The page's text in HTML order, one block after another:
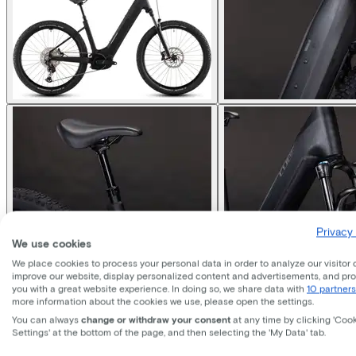
Cube REACTION HYBRID
Price €3.199,00
Read more about business leasing.
Frame shape
We use cookies
We place cookies to process your personal data in order to analyze our visitor
improve our website, display personalized content and advertisements, and
you with a great website experience. In doing so, we share data with 10 partners
more information about the cookies we use, please open the settings.
You can always change or withdraw your consent at any time by clicking
Settings' at the bottom of the page, and then selecting the 'My Data' tab.